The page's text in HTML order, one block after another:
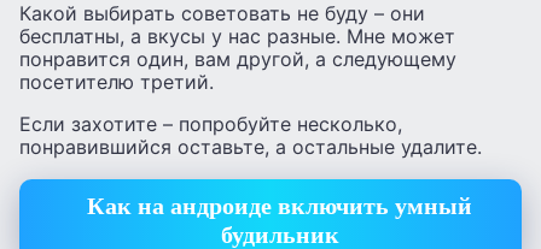
Какой выбирать советовать не буду – они
бесплатны, а вкусы у нас разные. Мне может
понравится один, вам другой, а следующему
посетителю третий.
Если захотите – попробуйте несколько,
понравившийся оставьте, а остальные удалите.
Как на андроиде включить умный
будильник